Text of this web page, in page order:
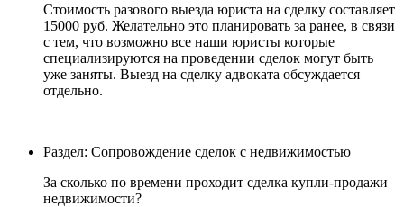
Стоимость разового выезда юриста на сделку составляет
15000 руб. Желательно это планировать за ранее, в связи
с тем, что возможно все наши юристы которые
специализируются на проведении сделок могут быть
уже заняты. Выезд на сделку адвоката обсуждается
отдельно.
Раздел: Сопровождение сделок с недвижимостью
За сколько по времени проходит сделка купли-продажи
недвижимости?